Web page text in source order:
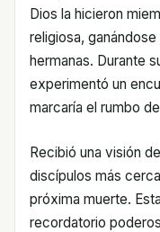
Dios la hicieron
religiosa,
hermanas. Durante
experimentó un
marcaría el rumbo
Recibió una visión
discípulos más
próxima muerte.
recordatorio